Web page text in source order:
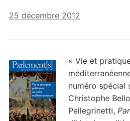
25 décembre 2012
« Vie et
numéro spécial
Christophe
Pellegrinetti,